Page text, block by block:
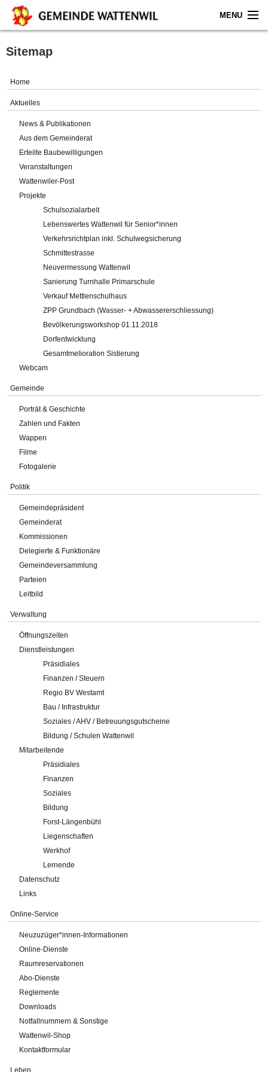
MENU
Home
Gemeinde
Verwaltung
Online-Service
Impressum
Sitemap
Home
Aktuelles
News & Publikationen
Aus dem Gemeinderat
Erteilte Baubewilligungen
Veranstaltungen
Wattenwiler-Post
Projekte
Schulsozialarbeit
Lebenswertes Wattenwil für Senior*innen
Verkehrsrichtplan inkl. Schulwegsicherung
Schmittestrasse
Neuvermessung Wattenwil
Sanierung Turnhalle Primarschule
Verkauf Mettlenschulhaus
ZPP Grundbach (Wasser- + Abwassererschliessung)
Bevölkerungsworkshop 01.11.2018
Dorfentwicklung
Gesamtmelioration Sistierung
Webcam
Gemeinde
Porträt & Geschichte
Zahlen und Fakten
Wappen
Filme
Fotogalerie
Politik
Gemeindepräsident
Gemeinderat
Kommissionen
Delegierte & Funktionäre
Gemeindeversammlung
Parteien
Leitbild
Verwaltung
Öffnungszeiten
Dienstleistungen
Präsidiales
Finanzen / Steuern
Regio BV Westamt
Bau / Infrastruktur
Soziales / AHV / Betreuungsgutscheine
Bildung / Schulen Wattenwil
Mitarbeitende
Präsidiales
Finanzen
Soziales
Bildung
Forst-Längenbühl
Liegenschaften
Werkhof
Lernende
Datenschutz
Links
Online-Service
Neuzuzüger*innen-Informationen
Online-Dienste
Raumreservationen
Abo-Dienste
Reglemente
Downloads
Notfallnummern & Sonstige
Wattenwil-Shop
Kontaktformular
Leben